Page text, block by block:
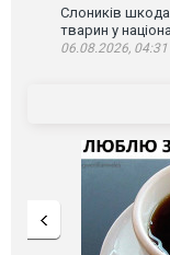
Слоників
тварин у
06.08.2026, 04:31